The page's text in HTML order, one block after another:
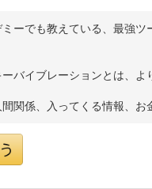
ーでも教えている、最強
バイブレーションとは、よ
関係、入ってくる情報、お